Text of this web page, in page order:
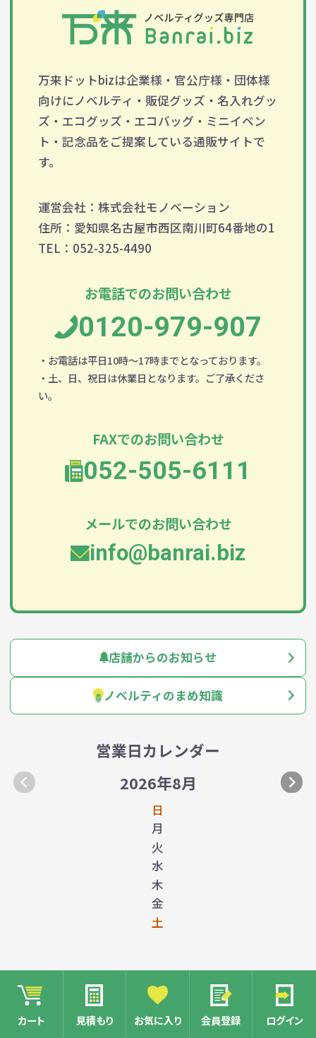
カート 見積もり お気に入り 会員登録 ログイン
万来ドットbizは企業様・官公庁様・団体様
向けにノベルティ・販促グッズ・名入れグッ
ズ・エコグッズ・エコバッグ・ミニイベン
ト・記念品をご提案している通販サイトで
す。
運営会社：株式会社モノベーション
住所：愛知県名古屋市西区南川町64番地の1
TEL：052-325-4490
お電話でのお問い合わせ
0120-979-907
・お電話は平日10時～17時までとなっております。
・土、日、祝日は休業日となります。ご了承くださ
い。
FAXでのお問い合わせ
052-505-6111
メールでのお問い合わせ
info@banrai.biz
店舗からのお知らせ
ノベルティのまめ知識
営業日カレンダー
2026年8月
日
月
火
水
木
金
土